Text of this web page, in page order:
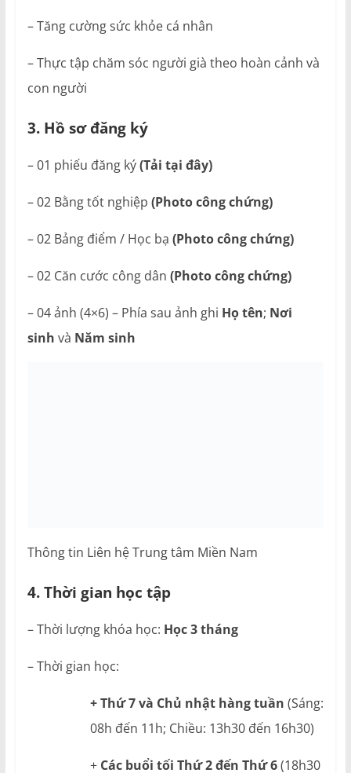
– Tăng cường sức khỏe cá nhân
– Thực tập chăm sóc người già theo hoàn cảnh và
con người
3. Hồ sơ đăng ký
– 01 phiếu đăng ký(Tải tại đây)
– 02 Bằng tốt nghiệp (Photo công chứng)
– 02 Bảng điểm / Học bạ (Photo công chứng)
– 02 Căn cước công dân (Photo công chứng)
– 04 ảnh (4×6) – Phía sau ảnh ghi Họ tên; Nơi
sinh và Năm sinh
Thông tin Liên hệ Trung tâm Miền Nam
4. Thời gian học tập
– Thời lượng khóa học: Học 3 tháng
– Thời gian học:
+ Thứ 7 và Chủ nhật hàng tuần (Sáng:
08h đến 11h; Chiều: 13h30 đến 16h30)
+ Các buổi tối Thứ 2 đến Thứ 6(18h30